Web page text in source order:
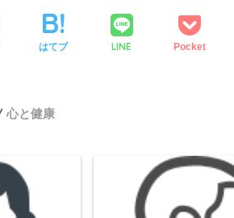
はてブ LINE Pocket
心と健康